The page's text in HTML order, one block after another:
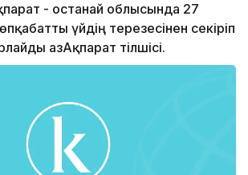
- Қостанай облысында 27
үйдің терезесінен секіріп
ҚазАқпарат тілшісі.